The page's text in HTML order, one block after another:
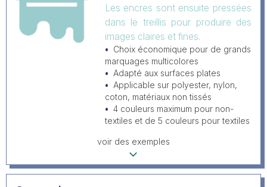
Les encres sont ensuite pressées
dans le treillis pour produire des
images claires et fines.
Choix économique pour de grands
marquages multicolores
Adapté aux surfaces plates
Applicable sur polyester, nylon,
coton, matériaux non tissés
4 couleurs maximum pour non-
textiles et de 5 couleurs pour textiles
voir des exemples